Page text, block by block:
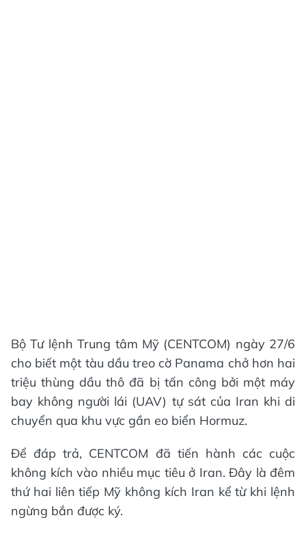
Bộ Tư lệnh Trung tâm Mỹ (CENTCOM) ngày 27/6
cho biết một tàu dầu treo cờ Panama chở hơn hai
triệu thùng dầu thô đã bị tấn công bởi một máy
bay không người lái (UAV) tự sát của Iran khi di
chuyển qua khu vực gần eo biển Hormuz.
Để đáp trả, CENTCOM đã tiến hành các cuộc
không kích vào nhiều mục tiêu ở Iran. Đây là đêm
thứ hai liên tiếp Mỹ không kích Iran kể từ khi lệnh
ngừng bắn được ký.